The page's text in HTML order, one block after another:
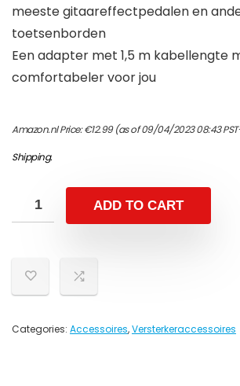
meeste gitaareffectpedalen en
toetsenborden
Een adapter met 1,5 m kabellengte
comfortabeler voor jou
Amazon.nl Price:€12.99(as of 09/04/2023 08:43
Shipping.
ADD TO CART
Categories: Accessoires,Versterkeraccessoires